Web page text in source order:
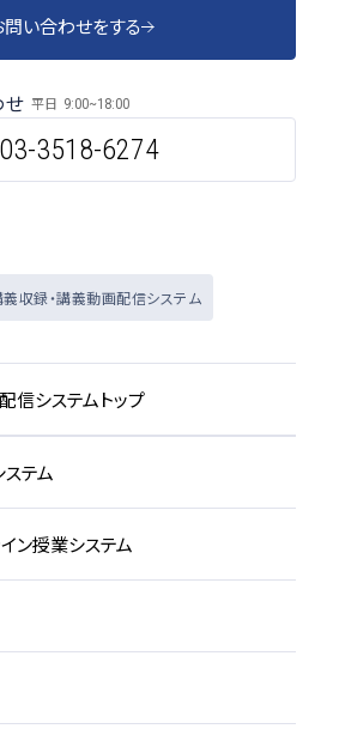
問い合わせをする
03-3518-6274
平日 9:00~18:00
義収録・講義動画配信システム
信システムトップ
テム
ン授業システム